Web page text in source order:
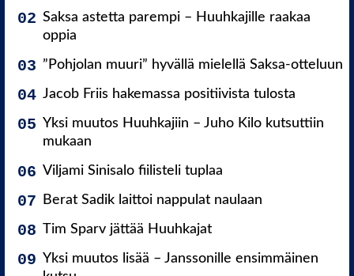
Saksa astetta parempi – Huuhkajille raakaa
oppia
”Pohjolan muuri” hyvällä mielellä Saksa-otteluun
Jacob Friis hakemassa positiivista tulosta
Yksi muutos Huuhkajiin – Juho Kilo kutsuttiin
mukaan
Viljami Sinisalo fiilisteli tuplaa
Berat Sadik laittoi nappulat naulaan
Tim Sparv jättää Huuhkajat
Yksi muutos lisää – Janssonille ensimmäinen